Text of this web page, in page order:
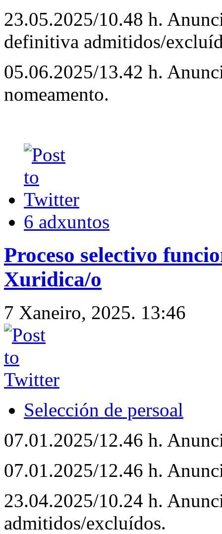
23.05.2025/10.48 h.
definitiva admitidos/
05.06.2025/13.42 h.
nomeamento.
6 adxuntos
Proceso selectivo
Xuridica/o
7 Xaneiro, 2025. 13:46
Selección de persoal
07.01.2025/12.46 h.
07.01.2025/12.46 h.
23.04.2025/10.24 h.
admitidos/excluídos.